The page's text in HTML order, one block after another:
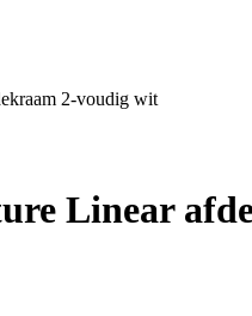
2-voudig wit
Linear